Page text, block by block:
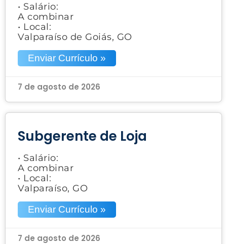
• Salário:
A combinar
• Local:
Valparaíso de Goiás, GO
Enviar Currículo »
7 de agosto de 2026
Subgerente de Loja
• Salário:
A combinar
• Local:
Valparaíso, GO
Enviar Currículo »
7 de agosto de 2026